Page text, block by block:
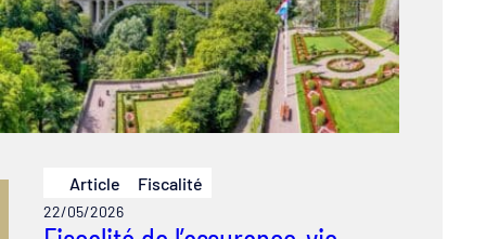
Article Fiscalité
22/05/2026